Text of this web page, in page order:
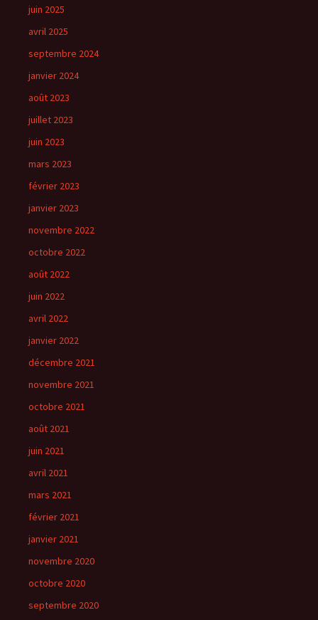
juin 2025
avril 2025
septembre 2024
janvier 2024
août 2023
juillet 2023
juin 2023
mars 2023
février 2023
janvier 2023
novembre 2022
octobre 2022
août 2022
juin 2022
avril 2022
janvier 2022
décembre 2021
novembre 2021
octobre 2021
août 2021
juin 2021
avril 2021
mars 2021
février 2021
janvier 2021
novembre 2020
octobre 2020
septembre 2020